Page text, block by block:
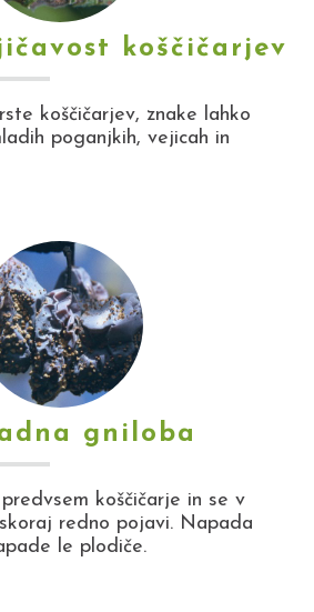
koščičarjev
koščičarjev, znake lahko
poganjkih, vejicah in
gniloba
koščičarje in se v
redno pojavi. Napada
le plodiče.